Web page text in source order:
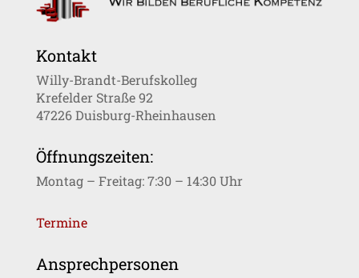
Kontakt
Willy-Brandt-Berufskolleg
Krefelder Straße 92
47226 Duisburg-Rheinhausen
Öffnungszeiten:
Montag – Freitag: 7:30 – 14:30 Uhr
Termine
Ansprechpersonen